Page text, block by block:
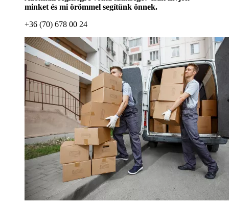
minket és mi örömmel segítünk önnek.
+36 (70) 678 00 24